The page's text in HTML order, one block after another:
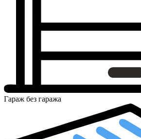
Гараж без гаража